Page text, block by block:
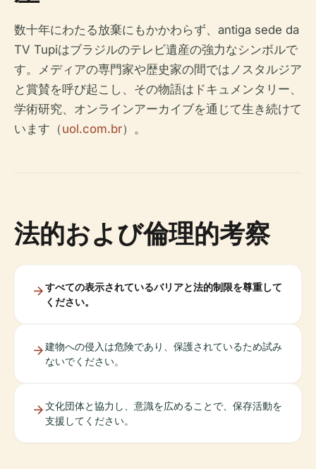
数十年にわたる放棄にもかかわらず、antiga sede da
TV Tupiはブラジルのテレビ遺産の強力なシンボルで
す。メディアの専門家や歴史家の間ではノスタルジア
と賞賛を呼び起こし、その物語はドキュメンタリー、
学術研究、オンラインアーカイブを通じて生き続けて
います（uol.com.br）。
法的および倫理的考察
すべての表示されているバリアと法的制限を尊重して
ください。
建物への侵入は危険であり、保護されているため試み
ないでください。
文化団体と協力し、意識を広めることで、保存活動を
支援してください。